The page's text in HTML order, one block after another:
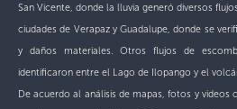
San Vicente, donde la lluvia generó diversos
ciudades de Verapaz y Guadalupe, donde se
y daños materiales. Otros flujos de
identificaron entre el Lago de Ilopango y el
De acuerdo al análisis de mapas, fotos y videos